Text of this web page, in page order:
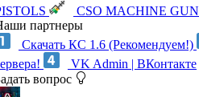
CSO MACHINE GUN
партнеры
Скачать КС 1.6 (Рекомендуем!)
VK Admin | ВКонтакте
вопрос